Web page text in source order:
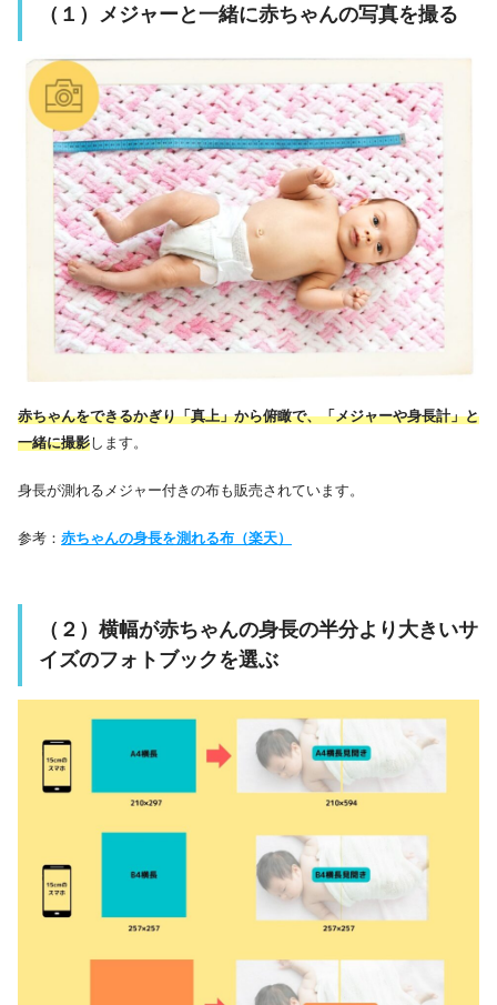
（１）メジャーと一緒に赤ちゃんの写真を撮る
赤ちゃんをできるかぎり「真上」から俯瞰で、「メジャーや身長計」と
一緒に撮影します。
身長が測れるメジャー付きの布も販売されています。
参考： 赤ちゃんの身長を測れる布（楽天）
（２）横幅が赤ちゃんの身長の半分より大きいサ
イズのフォトブックを選ぶ